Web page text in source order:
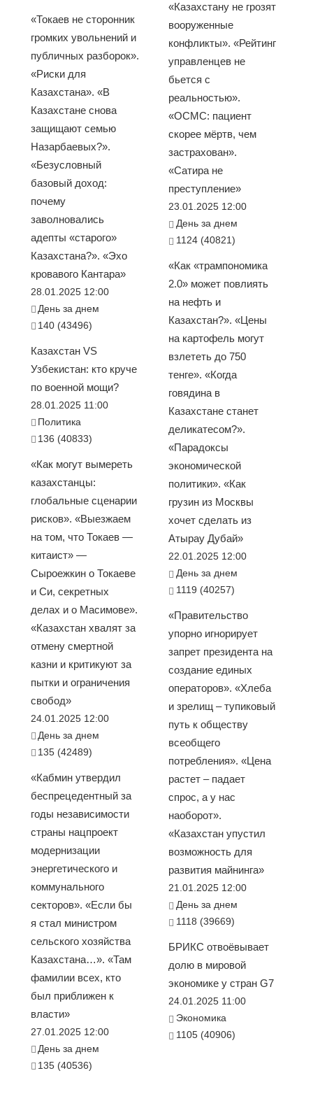
«Токаев не сторонник
громких увольнений и
публичных разборок».
«Риски для
Казахстана». «В
Казахстане снова
защищают семью
Назарбаевых?».
«Безусловный
базовый доход:
почему
заволновались
адепты «старого»
Казахстана?». «Эхо
кровавого Кантара»
28.01.2025 12:00
День за днем
140 (43496)
Казахстан VS
Узбекистан: кто круче
по военной мощи?
28.01.2025 11:00
Политика
136 (40833)
«Как могут вымереть
казахстанцы:
глобальные сценарии
рисков». «Выезжаем
на том, что Токаев —
китаист» —
Сыроежкин о Токаеве
и Си, секретных
делах и о Масимове».
«Казахстан хвалят за
отмену смертной
казни и критикуют за
пытки и ограничения
свобод»
24.01.2025 12:00
День за днем
135 (42489)
«Кабмин утвердил
беспрецедентный за
годы независимости
страны нацпроект
модернизации
энергетического и
коммунального
секторов». «Если бы
я стал министром
сельского хозяйства
Казахстана…». «Там
фамилии всех, кто
был приближен к
власти»
27.01.2025 12:00
День за днем
135 (40536)
«Казахстану не грозят
вооруженные
конфликты». «Рейтинг
управленцев не
бьется с
реальностью».
«ОСМС: пациент
скорее мёртв, чем
застрахован».
«Сатира не
преступление»
23.01.2025 12:00
День за днем
1124 (40821)
«Как «трампономика
2.0» может повлиять
на нефть и
Казахстан?». «Цены
на картофель могут
взлететь до 750
тенге». «Когда
говядина в
Казахстане станет
деликатесом?».
«Парадоксы
экономической
политики». «Как
грузин из Москвы
хочет сделать из
Атырау Дубай»
22.01.2025 12:00
День за днем
1119 (40257)
«Правительство
упорно игнорирует
запрет президента на
создание единых
операторов». «Хлеба
и зрелищ – тупиковый
путь к обществу
всеобщего
потребления». «Цена
растет – падает
спрос, а у нас
наоборот».
«Казахстан упустил
возможность для
развития майнинга»
21.01.2025 12:00
День за днем
1118 (39669)
БРИКС отвоёвывает
долю в мировой
экономике у стран G7
24.01.2025 11:00
Экономика
1105 (40906)